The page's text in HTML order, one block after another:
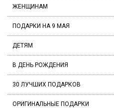
ЖЕНЩИНАМ
ПОДАРКИ НА 9 МАЯ
ДЕТЯМ
В ДЕНЬ РОЖДЕНИЯ
30 ЛУЧШИХ ПОДАРКОВ
ОРИГИНАЛЬНЫЕ ПОДАРКИ